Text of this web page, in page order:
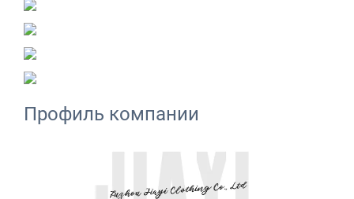
Профиль компании